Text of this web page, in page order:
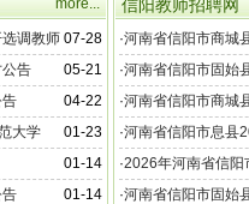
more...
07-28
调教师
05-21
告
04-22
01-23
大学
01-14
01-14
信阳教师招聘网
·河南省信阳市商城
学校教师公告
·河南省信阳市固始
的公告
·河南省信阳市商城
区教师的公告
·河南省信阳市息县
师实施方案
·2026年河南省信阳
·河南省信阳市固始